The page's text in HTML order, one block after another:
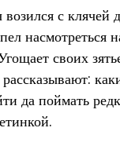
с клячей
насмотреться
своих
да поймать